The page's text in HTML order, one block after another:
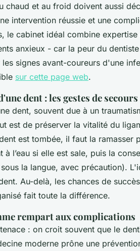
chaud et au froid doivent aussi
intervention réussie et une
le cabinet idéal combine
anxieux - car la peur du
signes avant-coureurs d'une
sur cette page web.
dent : les gestes de secours
dent, souvent due à un
est de préserver la vitalité du
est tombée, il faut la ramasser
à l’eau si elle est sale, puis la
la langue, avec précaution).
Au-delà, les chances de
fait toute la différence.
rempart aux complications
: on croit souvent que le
moderne prône une